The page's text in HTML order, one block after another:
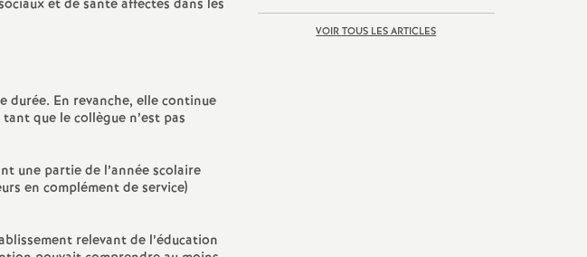
et de santé affectés dans les
durée. En revanche, elle continue
que le collègue n’est pas
une partie de l’année scolaire
en complément de service)
relevant de l’éducation
VOIR TOUS LES ARTICLES